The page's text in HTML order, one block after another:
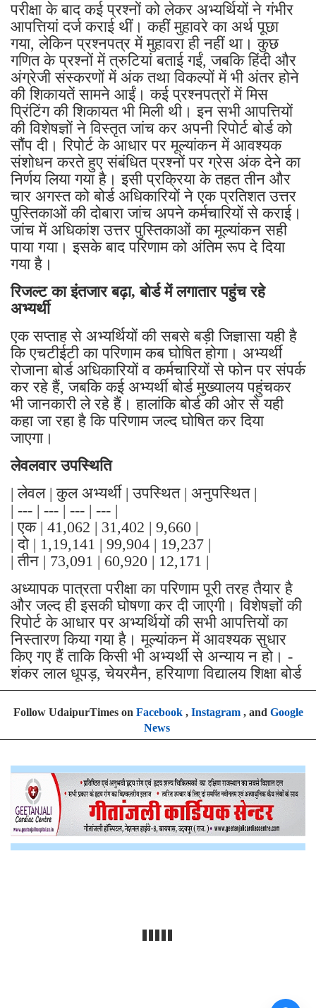
परीक्षा के बाद कई प्रश्नों को लेकर अभ्यर्थियों ने गंभीर
आपत्तियां दर्ज कराई थीं। कहीं मुहावरे का अर्थ पूछा
गया, लेकिन प्रश्नपत्र में मुहावरा ही नहीं था। कुछ
गणित के प्रश्नों में त्रुटियां बताई गईं, जबकि हिंदी और
अंग्रेजी संस्करणों में अंक तथा विकल्पों में भी अंतर होने
की शिकायतें सामने आईं। कई प्रश्नपत्रों में मिस
प्रिंटिंग की शिकायत भी मिली थी। इन सभी आपत्तियों
की विशेषज्ञों ने विस्तृत जांच कर अपनी रिपोर्ट बोर्ड को
सौंप दी। रिपोर्ट के आधार पर मूल्यांकन में आवश्यक
संशोधन करते हुए संबंधित प्रश्नों पर ग्रेस अंक देने का
निर्णय लिया गया है। इसी प्रक्रिया के तहत तीन और
चार अगस्त को बोर्ड अधिकारियों ने एक प्रतिशत उत्तर
पुस्तिकाओं की दोबारा जांच अपने कर्मचारियों से कराई।
जांच में अधिकांश उत्तर पुस्तिकाओं का मूल्यांकन सही
पाया गया। इसके बाद परिणाम को अंतिम रूप दे दिया
गया है।
रिजल्ट का इंतजार बढ़ा, बोर्ड में लगातार पहुंच रहे
अभ्यर्थी
एक सप्ताह से अभ्यर्थियों की सबसे बड़ी जिज्ञासा यही है
कि एचटीईटी का परिणाम कब घोषित होगा। अभ्यर्थी
रोजाना बोर्ड अधिकारियों व कर्मचारियों से फोन पर संपर्क
कर रहे हैं, जबकि कई अभ्यर्थी बोर्ड मुख्यालय पहुंचकर
भी जानकारी ले रहे हैं। हालांकि बोर्ड की ओर से यही
कहा जा रहा है कि परिणाम जल्द घोषित कर दिया
जाएगा।
लेवलवार उपस्थिति
| लेवल | कुल अभ्यर्थी | उपस्थित | अनुपस्थित |
| --- | --- | --- | --- |
| एक | 41,062 | 31,402 | 9,660 |
| दो | 1,19,141 | 99,904 | 19,237 |
| तीन | 73,091 | 60,920 | 12,171 |
अध्यापक पात्रता परीक्षा का परिणाम पूरी तरह तैयार है
और जल्द ही इसकी घोषणा कर दी जाएगी। विशेषज्ञों की
रिपोर्ट के आधार पर अभ्यर्थियों की सभी आपत्तियों का
निस्तारण किया गया है। मूल्यांकन में आवश्यक सुधार
किए गए हैं ताकि किसी भी अभ्यर्थी से अन्याय न हो। -
शंकर लाल धूपड़, चेयरमैन, हरियाणा विद्यालय शिक्षा बोर्ड
Follow UdaipurTimes on Facebook, Instagram, and Google
News